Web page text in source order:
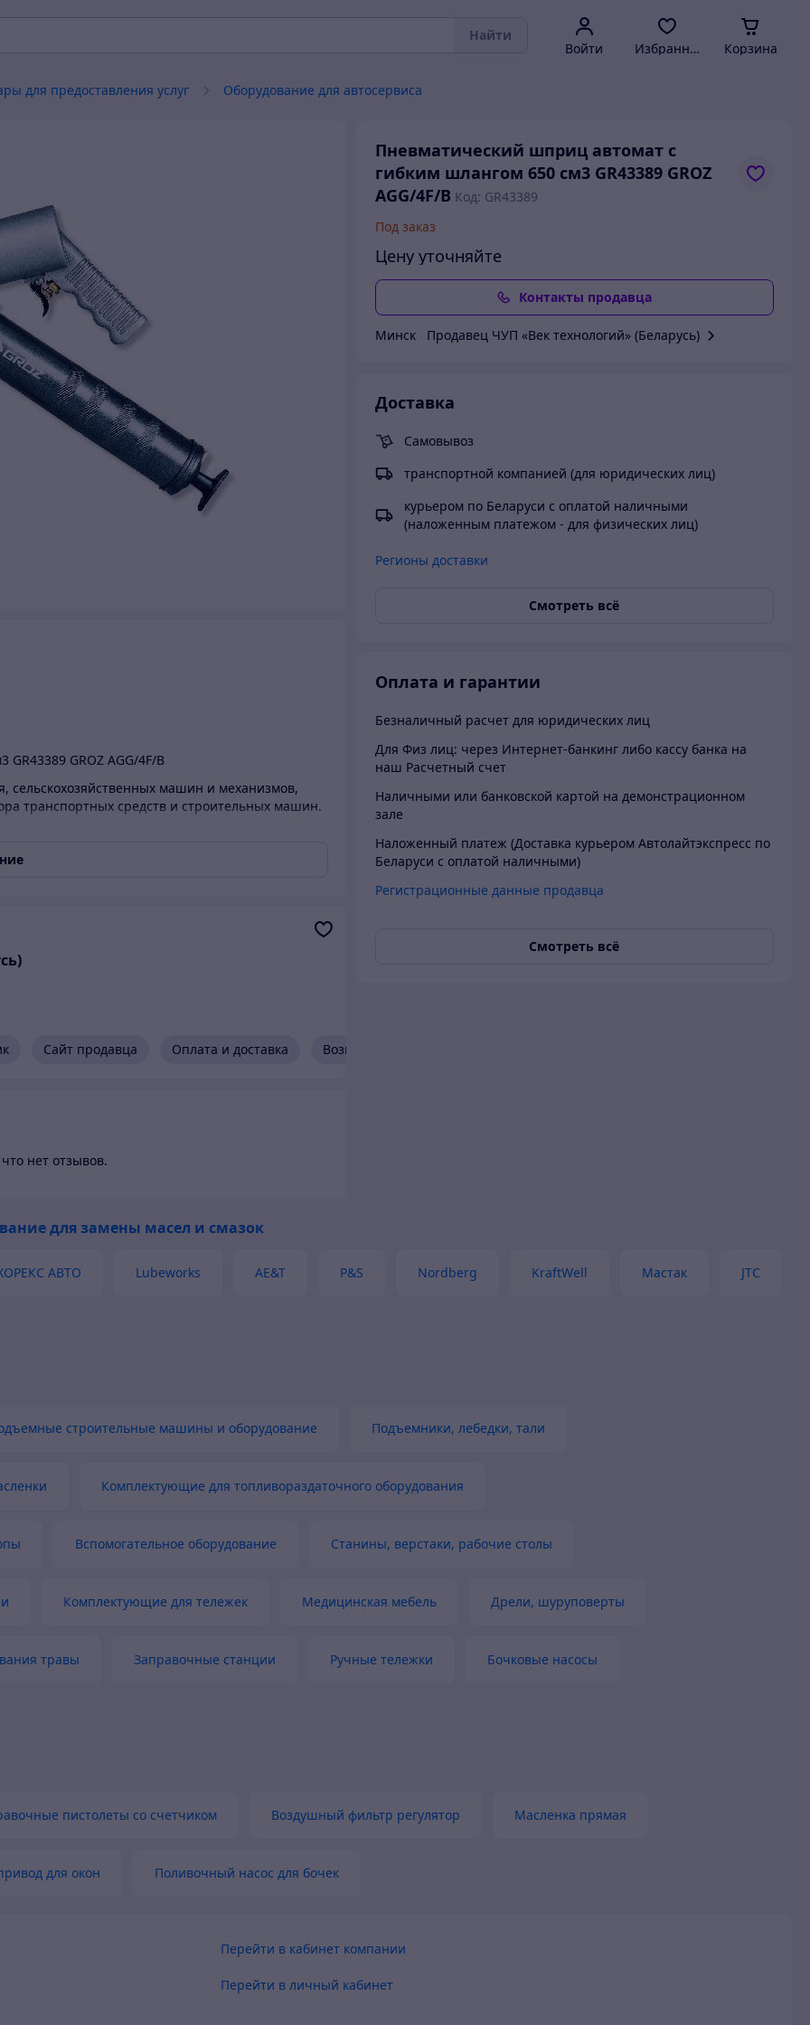
Найти
Войти Избранное Корзина
для предоставления услуг Оборудование для автосервиса
GROZ AGG/4F/B
сельскохозяйственных машин и механизмов,
транспортных средств и строительных машин.
внутренним отверстием и клапаном для
лубрикатор
Сайт продавца Оплата и доставка Возврат и гарантия
нет отзывов.
Пневматический шприц автомат с
гибким шлангом 650 см3 GR43389 GROZ
AGG/4F/B Код: GR43389
Под заказ
Цену уточняйте
Контакты продавца
Минск Продавец ЧУП «Век технологий» (Беларусь)
Доставка
Самовывоз
транспортной компанией (для юридических лиц)
курьером по Беларуси с оплатой наличными
(наложенным платежом - для физических лиц)
Регионы доставки
Смотреть всё
Оплата и гарантии
Безналичный расчет для юридических лиц
Для Физ лиц: через Интернет-банкинг либо кассу банка на
наш Расчетный счет
Наличными или банковской картой на демонстрационном
зале
Наложенный платеж (Доставка курьером Автолайтэкспресс по
Беларуси с оплатой наличными)
Регистрационные данные продавца
Смотреть всё
для замены масел и смазок
АВТО Lubeworks AE&T P&S Nordberg KraftWell Мастак JTC
строительные машины и оборудование Подъемники, лебедки, тали
Комплектующие для топливораздаточного оборудования
Вспомогательное оборудование Станины, верстаки, рабочие столы
Комплектующие для тележек Медицинская мебель Дрели, шуруповерты
травы Заправочные станции Ручные тележки Бочковые насосы
пистолеты со счетчиком Воздушный фильтр регулятор Масленка прямая
для окон Поливочный насос для бочек
Перейти в кабинет компании
Перейти в личный кабинет